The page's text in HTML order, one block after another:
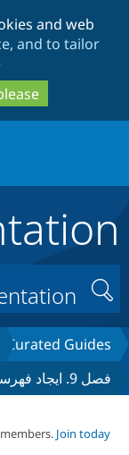
and web
and to tailor
home
Drupal
Services
Search
Curated Guides
فصل 9. ایجاد فهرست با استفاده از Views
Join today